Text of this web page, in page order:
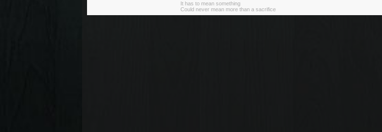
It has to mean something
Could never mean more than a sacrifice